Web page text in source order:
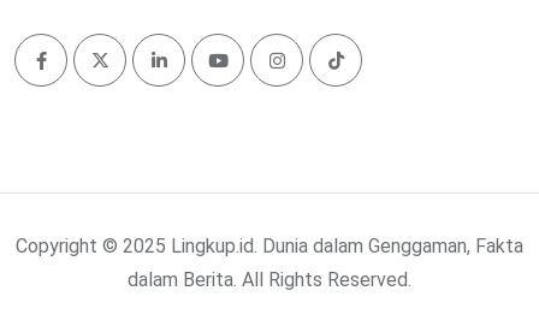
Copyright © 2025 Lingkup.id. Dunia dalam Genggaman, Fakta
dalam Berita. All Rights Reserved.